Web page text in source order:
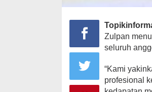
Zulpan
seluruh
“Kami
profesional